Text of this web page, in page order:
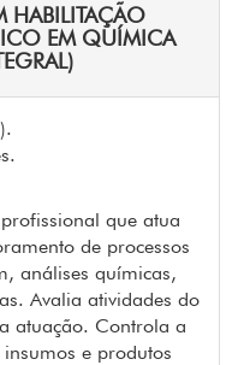
HABILITAÇÃO
EM QUÍMICA
que atua
de processos
análises químicas,
Avalia atividades do
atuação. Controla a
e produtos